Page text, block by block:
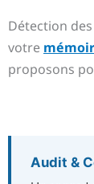
Détection
votre
proposons
Audit &